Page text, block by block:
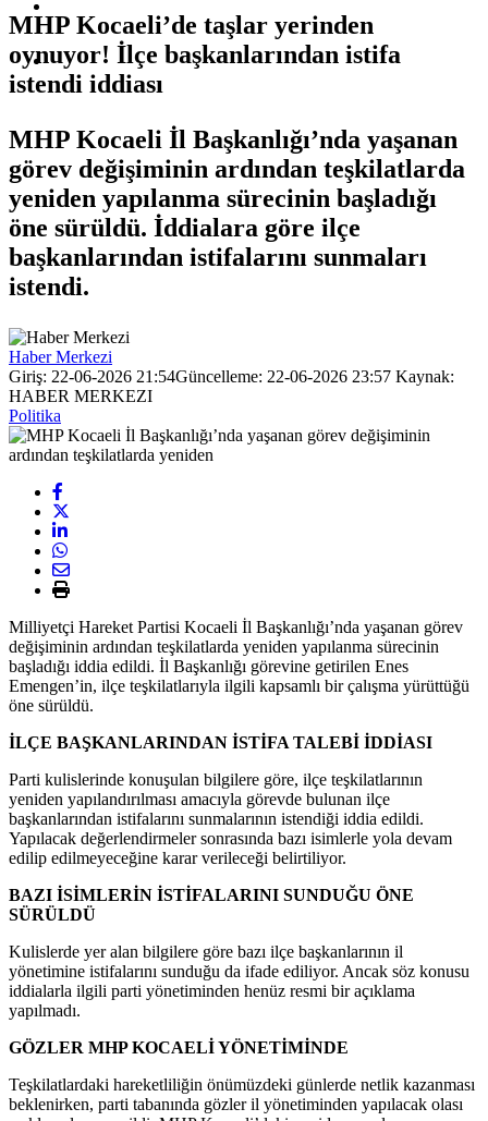
SAĞLIK
MHP Kocaeli’de taşlar yerinden
oynuyor! İlçe başkanlarından istifa
istendi iddiası
MHP Kocaeli İl Başkanlığı’nda yaşanan
görev değişiminin ardından teşkilatlarda
yeniden yapılanma sürecinin başladığı
öne sürüldü. İddialara göre ilçe
başkanlarından istifalarını sunmaları
istendi.
Haber Merkezi
Giriş: 22-06-2026 21:54Güncelleme: 22-06-2026 23:57 Kaynak:
HABER MERKEZI
Politika
Milliyetçi Hareket Partisi Kocaeli İl Başkanlığı’nda yaşanan görev
değişiminin ardından teşkilatlarda yeniden yapılanma sürecinin
başladığı iddia edildi. İl Başkanlığı görevine getirilen Enes
Emengen’in, ilçe teşkilatlarıyla ilgili kapsamlı bir çalışma yürüttüğü
öne sürüldü.
İLÇE BAŞKANLARINDAN İSTİFA TALEBİ İDDİASI
Parti kulislerinde konuşulan bilgilere göre, ilçe teşkilatlarının
yeniden yapılandırılması amacıyla görevde bulunan ilçe
başkanlarından istifalarını sunmalarının istendiği iddia edildi.
Yapılacak değerlendirmeler sonrasında bazı isimlerle yola devam
edilip edilmeyeceğine karar verileceği belirtiliyor.
BAZI İSİMLERİN İSTİFALARINI SUNDUĞU ÖNE
SÜRÜLDÜ
Kulislerde yer alan bilgilere göre bazı ilçe başkanlarının il
yönetimine istifalarını sunduğu da ifade ediliyor. Ancak söz konusu
iddialarla ilgili parti yönetiminden henüz resmi bir açıklama
yapılmadı.
GÖZLER MHP KOCAELİ YÖNETİMİNDE
Teşkilatlardaki hareketliliğin önümüzdeki günlerde netlik kazanması
beklenirken, parti tabanında gözler il yönetiminden yapılacak olası